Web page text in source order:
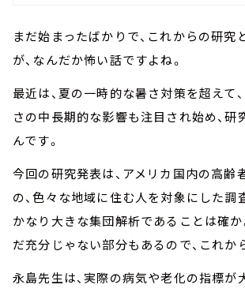
まだ始まったばかりで、これからの研究
が、なんだか怖い話ですよね。
最近は、夏の一時的な暑さ対策を超えて
さの中長期的な影響も注目され始め、研
んです。
今回の研究発表は、アメリカ国内の高齢
の、色々な地域に住む人を対象にした調
かなり大きな集団解析であることは確か
だ充分じゃない部分もあるので、これから
永島先生は、実際の病気や老化の指標が